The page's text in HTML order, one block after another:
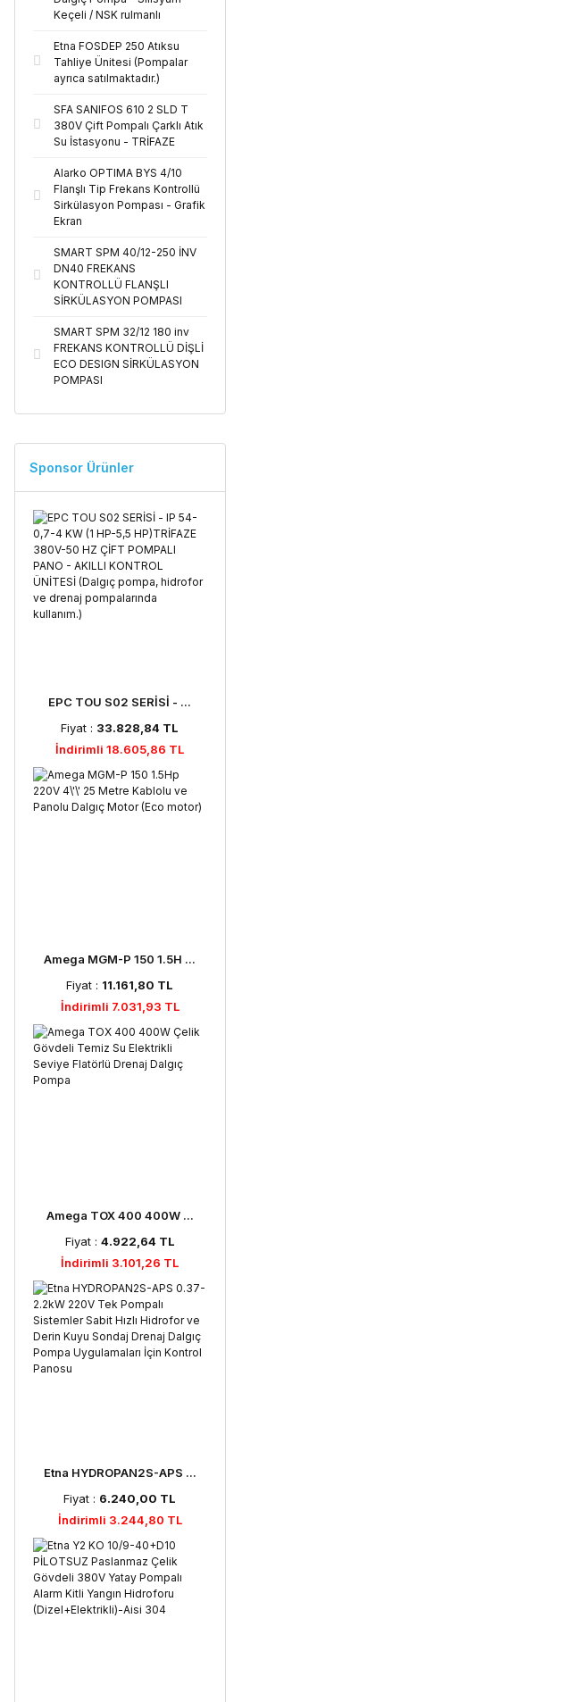
Keçeli / NSK rulmanlı
Etna FOSDEP 250 Atıksu
Tahliye Ünitesi (Pompalar
ayrıca satılmaktadır.)
SFA SANIFOS 610 2 SLD T
380V Çift Pompalı Çarklı Atık
Su İstasyonu - TRİFAZE
Alarko OPTIMA BYS 4/10
Flanşlı Tip Frekans Kontrollü
Sirkülasyon Pompası - Grafik
Ekran
SMART SPM 40/12-250 İNV
DN40 FREKANS
KONTROLLÜ FLANŞLI
SİRKÜLASYON POMPASI
SMART SPM 32/12 180 inv
FREKANS KONTROLLÜ DİŞLİ
ECO DESIGN SİRKÜLASYON
POMPASI
Sponsor Ürünler
EPC TOU S02 SERİSİ - ...
Fiyat : 33.828,84 TL
İndirimli 18.605,86 TL
Amega MGM-P 150 1.5H ...
Fiyat : 11.161,80 TL
İndirimli 7.031,93 TL
Amega TOX 400 400W ...
Fiyat : 4.922,64 TL
İndirimli 3.101,26 TL
Etna HYDROPAN2S-APS ...
Fiyat : 6.240,00 TL
İndirimli 3.244,80 TL